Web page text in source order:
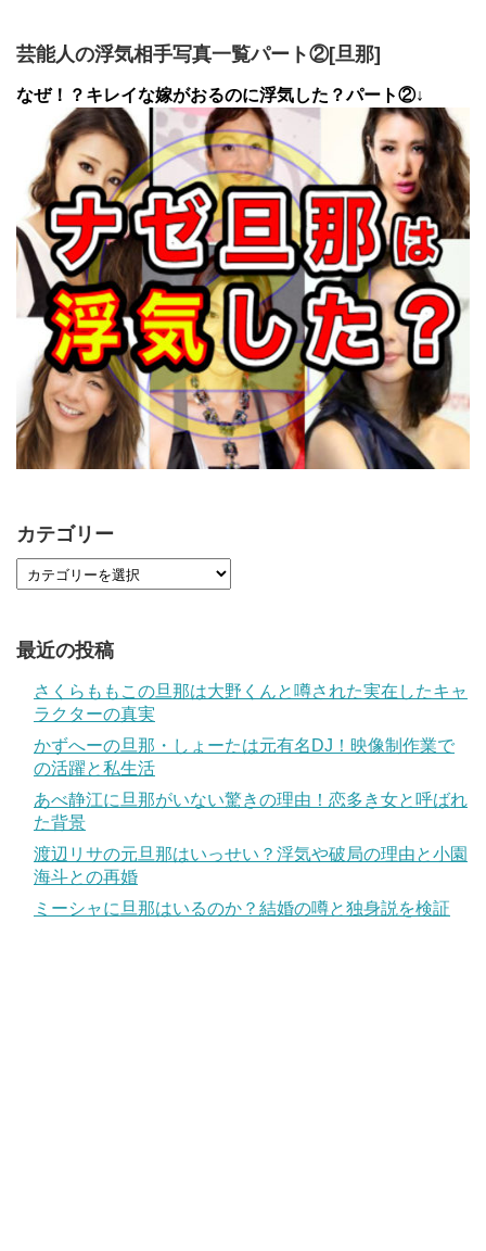
芸能人の浮気相手写真一覧パート②[旦那]
なぜ！？キレイな嫁がおるのに浮気した？パート②↓
カテゴリー
最近の投稿
さくらももこの旦那は大野くんと噂された実在したキャ
ラクターの真実
かずへーの旦那・しょーたは元有名DJ！映像制作業で
の活躍と私生活
あべ静江に旦那がいない驚きの理由！恋多き女と呼ばれ
た背景
渡辺リサの元旦那はいっせい？浮気や破局の理由と小園
海斗との再婚
ミーシャに旦那はいるのか？結婚の噂と独身説を検証